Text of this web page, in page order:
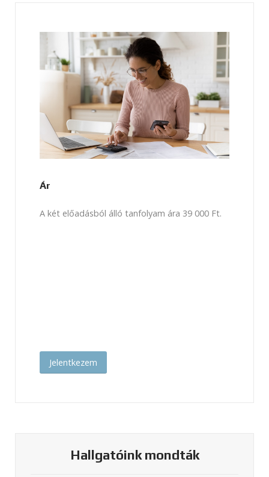
Ár
A két előadásból álló tanfolyam ára 39 000 Ft.
Jelentkezem
Hallgatóink mondták